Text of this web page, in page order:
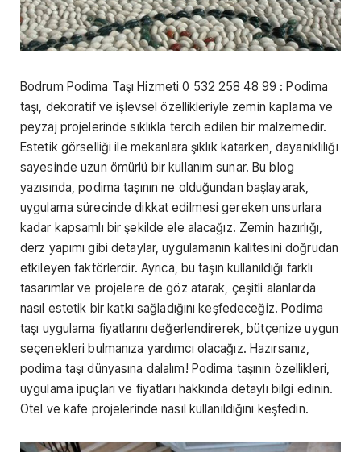
Bodrum Podima Taşı Hizmeti 0 532 258 48 99 : Podima
taşı, dekoratif ve işlevsel özellikleriyle zemin kaplama ve
peyzaj projelerinde sıklıkla tercih edilen bir malzemedir.
Estetik görselliği ile mekanlara şıklık katarken, dayanıklılığı
sayesinde uzun ömürlü bir kullanım sunar. Bu blog
yazısında, podima taşının ne olduğundan başlayarak,
uygulama sürecinde dikkat edilmesi gereken unsurlara
kadar kapsamlı bir şekilde ele alacağız. Zemin hazırlığı,
derz yapımı gibi detaylar, uygulamanın kalitesini doğrudan
etkileyen faktörlerdir. Ayrıca, bu taşın kullanıldığı farklı
tasarımlar ve projelere de göz atarak, çeşitli alanlarda
nasıl estetik bir katkı sağladığını keşfedeceğiz. Podima
taşı uygulama fiyatlarını değerlendirerek, bütçenize uygun
seçenekleri bulmanıza yardımcı olacağız. Hazırsanız,
podima taşı dünyasına dalalım! Podima taşının özellikleri,
uygulama ipuçları ve fiyatları hakkında detaylı bilgi edinin.
Otel ve kafe projelerinde nasıl kullanıldığını keşfedin.